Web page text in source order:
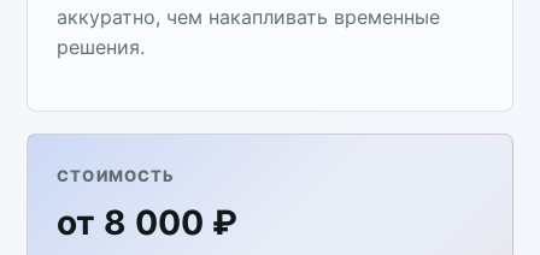
аккуратно, чем накапливать временные
решения.
СТОИМОСТЬ
от 8 000 ₽